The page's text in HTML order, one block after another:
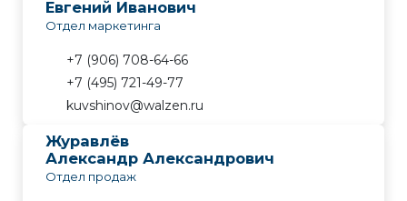
Евгений Иванович
Отдел маркетинга
+7 (906) 708-64-66
+7 (495) 721-49-77
kuvshinov@walzen.ru
Журавлёв
Александр Александрович
Отдел продаж